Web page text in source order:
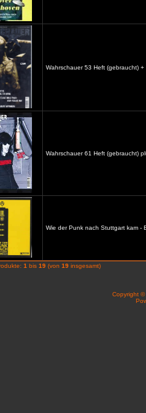
Wahrschauer 53 Heft (gebraucht) +
Wahrschauer 61 Heft (gebraucht)
Wie der Punk nach Stuttgart kam -
1 bis 19 (von 19 insgesamt)
Copyright